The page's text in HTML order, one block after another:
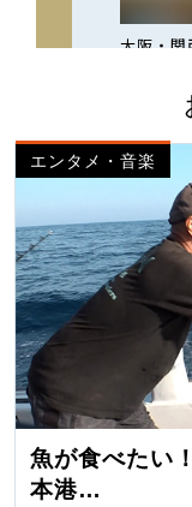
エンタメ・音楽
魚が食べたい
本港